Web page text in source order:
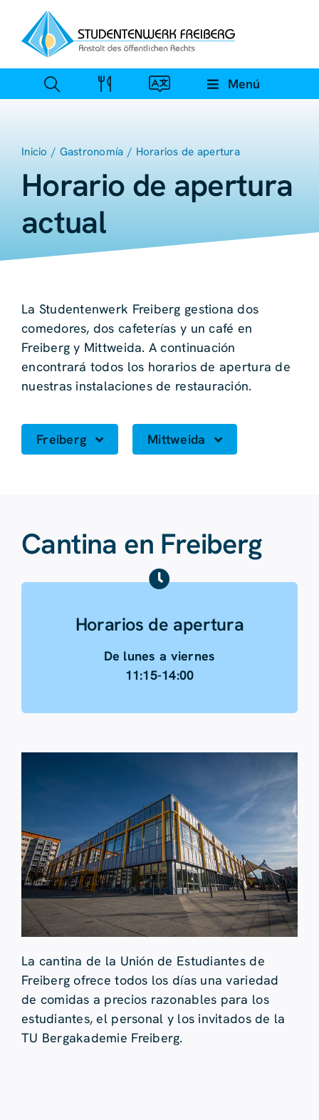
contenido
Menú
Inicio Gastronomía Horarios de apertura
Horario de apertura
actual
La Studentenwerk Freiberg gestiona dos
comedores, dos cafeterías y un café en
Freiberg y Mittweida. A continuación
encontrará todos los horarios de apertura de
nuestras instalaciones de restauración.
Freiberg Mittweida
Cantina en Freiberg
La cantina de la Unión de Estudiantes de
Freiberg ofrece todos los días una variedad
de comidas a precios razonables para los
estudiantes, el personal y los invitados de la
TU Bergakademie Freiberg.
Horarios de apertura
De lunes a viernes
11:15-14:00